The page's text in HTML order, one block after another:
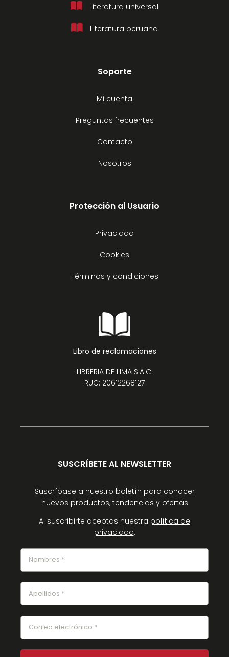
Literatura universal
Literatura peruana
Soporte
Mi cuenta
Preguntas frecuentes
Contacto
Nosotros
Protección al Usuario
Privacidad
Cookies
Términos y condiciones
Libro de reclamaciones
LIBRERIA DE LIMA S.A.C.
RUC: 20612268127
SUSCRÍBETE AL NEWSLETTER
Suscríbase a nuestro boletín para conocer
nuevos productos, tendencias y ofertas
Al suscribirte aceptas nuestra política de
privacidad.